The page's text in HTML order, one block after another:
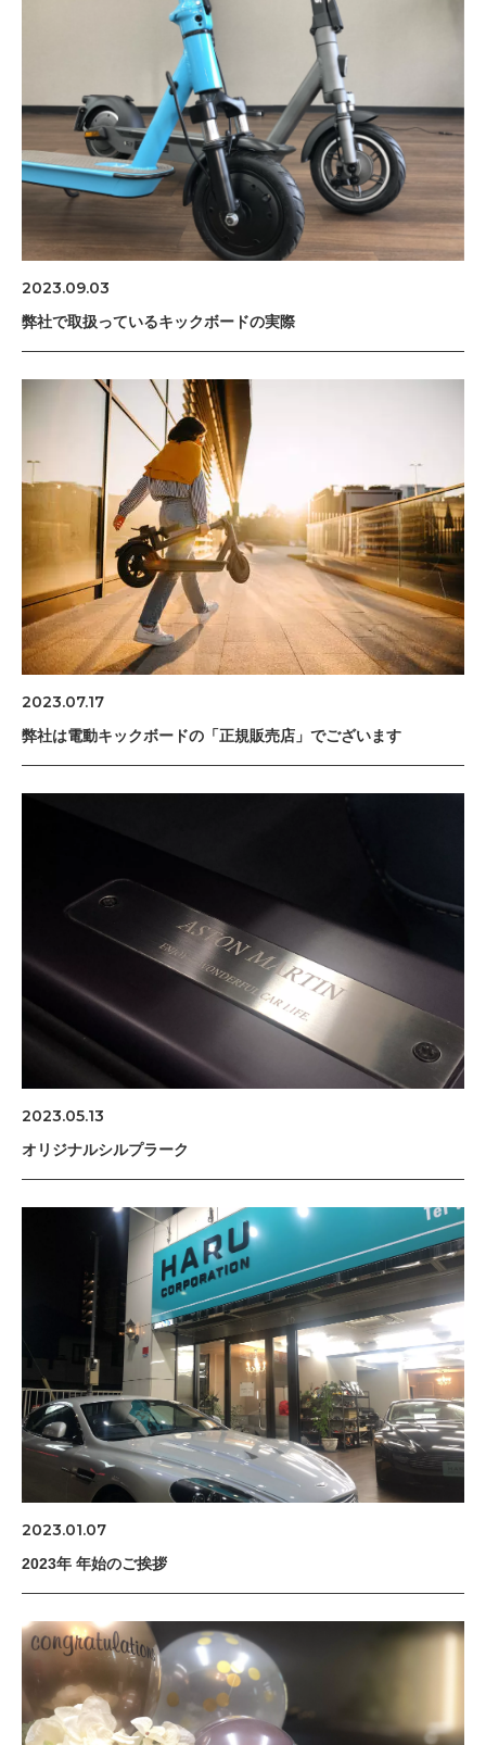
2023.09.03
弊社で取扱っているキックボードの実際
2023.07.17
弊社は電動キックボードの「正規販売店」でございます
2023.05.13
オリジナルシルプラーク
2023.01.07
2023年 年始のご挨拶